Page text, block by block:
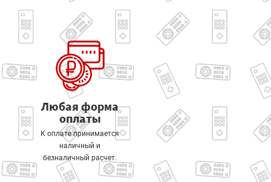
Любая форма
оплаты
К оплате принимается
наличный и
безналичный расчет.